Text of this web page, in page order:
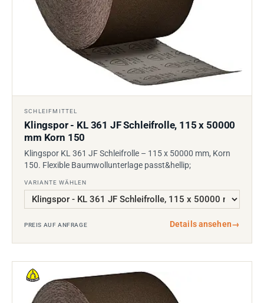
SCHLEIFMITTEL
Klingspor - KL 361 JF Schleifrolle, 115 x 50000
mm Korn 150
Klingspor KL 361 JF Schleifrolle – 115 x 50000 mm, Korn
150. Flexible Baumwollunterlage passt&hellip;
VARIANTE WÄHLEN
PREIS AUF ANFRAGE Details ansehen→